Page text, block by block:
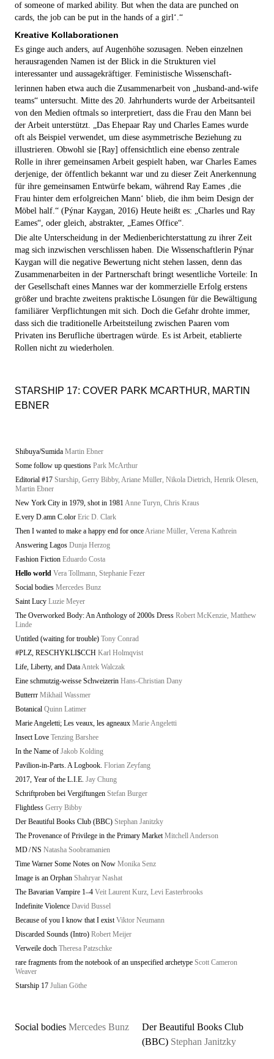
of someone of marked ability. But when the data are punched on
cards, the job can be put in the hands of a girl‘.“
Kreative Kollaborationen
Es ginge auch anders, auf Augenhöhe sozusagen. Neben einzelnen
herausragenden Namen ist der Blick in die Strukturen viel
interessanter und aussagekräftiger. Feministische Wissen­schaft‑
lerin­nen haben etwa auch die Zusammenarbeit von „husband-and-wife
teams“ untersucht. Mitte des 20. Jahrhunderts wurde der Arbeitsanteil
von den Medien oftmals so interpretiert, dass die Frau den Mann bei
der Arbeit unterstützt. „Das Ehepaar Ray und Charles Eames wurde
oft als Beispiel verwendet, um diese asymmetrische Beziehung zu
illustrieren. Obwohl sie [Ray] offensichtlich eine ebenso zentrale
Rolle in ihrer gemeinsamen Arbeit gespielt haben, war Charles Eames
derjenige, der öffentlich bekannt war und zu dieser Zeit Anerkennung
für ihre gemeinsamen Entwürfe bekam, während Ray Eames ‚die
Frau hinter dem erfolgreichen Mann‘ blieb, die ihm beim Design der
Möbel half.“ (Pýnar Kaygan, 2016) Heute heißt es: „Charles und Ray
Eames“, oder gleich, abstrakter, „Eames Office“.
Die alte Unterscheidung in der Medienberichterstattung zu ihrer Zeit
mag sich inzwischen verschlissen haben. Die Wissenschaftlerin Pýnar
Kaygan will die negative Bewertung nicht stehen lassen, denn das
Zusammenarbeiten in der Partnerschaft bringt wesentliche Vorteile: In
der Gesellschaft eines Mannes war der kommerzielle Erfolg erstens
größer und brachte zweitens praktische Lösungen für die Bewältigung
familiärer Verpflichtungen mit sich. Doch die Gefahr drohte immer,
dass sich die traditionelle Arbeitsteilung zwischen Paaren vom
Privaten ins Berufliche übertragen würde. Es ist Arbeit, etablierte
Rollen nicht zu wiederholen.
STARSHIP 17: COVER PARK MCARTHUR, MARTIN
EBNER
Shibuya/Sumida Martin Ebner
Some follow up questions Park McArthur
Editorial #17 Starship, Gerry Bibby, Ariane Müller, Nikola Dietrich, Henrik Olesen,
Martin Ebner
New York City in 1979, shot in 1981Anne Turyn, Chris Kraus
E.very D.amn C.olor Eric D. Clark
Then I wanted to make a happy end for onceAriane Müller, Verena Kathrein
Answering Lagos Dunja Herzog
Fashion Fiction Eduardo Costa
Hello world Vera Tollmann, Stephanie Fezer
Social bodies Mercedes Bunz
Saint Lucy Luzie Meyer
The Overworked Body: An Anthology of 2000s Dress Robert McKenzie, Matthew
Linde
Untitled (waiting for trouble) Tony Conrad
#PLZ, RESCHYKLI$CCH Karl Holmqvist
Life, Liberty, and DataAntek Walczak
Eine schmutzig-weisse Schweizerin Hans-Christian Dany
Butterrr Mikhail Wassmer
Botanical Quinn Latimer
Marie Angeletti; Les veaux, les agneaux Marie Angeletti
Insect Love Tenzing Barshee
In the Name of Jakob Kolding
Pavilion-in-Parts. A Logbook. Florian Zeyfang
2017, Year of the L.I.E. Jay Chung
Schriftproben bei Vergiftungen Stefan Burger
Flightless Gerry Bibby
Der Beautiful Books Club (BBC) Stephan Janitzky
The Provenance of Privilege in the Primary Market Mitchell Anderson
MD / NS Natasha Soobramanien
Time Warner Some Notes on Now Monika Senz
Image is an Orphan Shahryar Nashat
The Bavarian Vampire 1–4 Veit Laurent Kurz, Levi Easterbrooks
Indefinite Violence David Bussel
Because of you I know that I exist Viktor Neumann
Discarded Sounds (Intro) Robert Meijer
Verweile doch Theresa Patzschke
rare fragments from the notebook of an unspecified archetype Scott Cameron
Weaver
Starship 17 Julian Göthe
Social bodies Mercedes Bunz
Der Beautiful Books Club
(BBC) Stephan Janitzky